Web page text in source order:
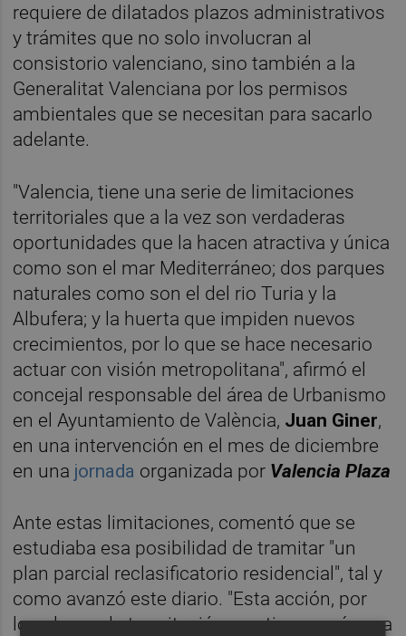
requiere de dilatados plazos administrativos
y trámites que no solo involucran al
consistorio valenciano, sino también a la
Generalitat Valenciana por los permisos
ambientales que se necesitan para sacarlo
adelante.
"Valencia, tiene una serie de limitaciones
territoriales que a la vez son verdaderas
oportunidades que la hacen atractiva y única
como son el mar Mediterráneo; dos parques
naturales como son el del rio Turia y la
Albufera; y la huerta que impiden nuevos
crecimientos, por lo que se hace necesario
actuar con visión metropolitana", afirmó el
concejal responsable del área de Urbanismo
en el Ayuntamiento de València, Juan Giner,
en una intervención en el mes de diciembre
en una jornada organizada por Valencia Plaza
Ante estas limitaciones, comentó que se
estudiaba esa posibilidad de tramitar "un
plan parcial reclasificatorio residencial", tal y
como avanzó este diario. "Esta acción, por
los plazos de tramitación que tiene, sería una